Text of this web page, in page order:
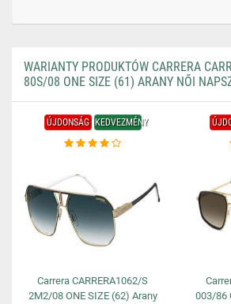
WARIANTY PRODUKTÓW CARRERA
80S/08 ONE SIZE (61) ARANY NŐI
ÚJDONSÁG KEDVEZMÉNY
Carrera CARRERA1062/S
2M2/08 ONE SIZE (62) Arany
003/86